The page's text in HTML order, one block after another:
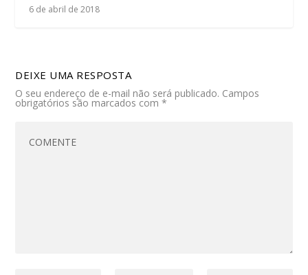
6 de abril de 2018
DEIXE UMA RESPOSTA
O seu endereço de e-mail não será publicado. Campos
obrigatórios são marcados com*